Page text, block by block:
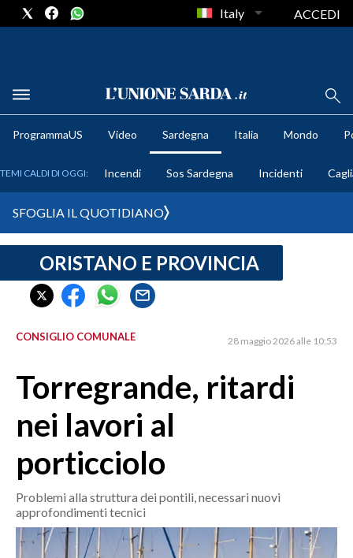
METEO
CRONACA SARDEGNA
CAGLIARI
SULCIS IGLESIENTE
ORISTANO E PROVINCIA
SASSARI E PROVINCIA
GALLURA
NUORO E PROVINCIA
OGLIASTRA
AGENDA
CRONACA
Italy ACCEDI
ProgrammaUS Video Sardegna Italia Mondo
TEMI CALDI DI OGGI: Incendi Sos Sardegna Incidenti
SFOGLIA IL QUOTIDIANO
ORISTANO E PROVINCIA
CONSIGLIO COMUNALE 28 maggio 2026 alle 10:53
Torregrande, ritardi
nei lavori al
porticciolo
Problemi alla struttura dei pontili, necessari nuovi
approfondimenti tecnici